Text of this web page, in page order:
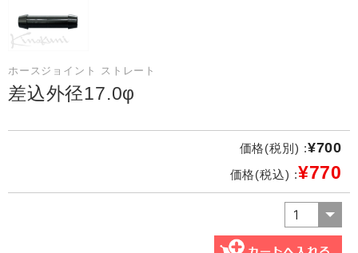
ホースジョイント ストレート
差込外径17.0φ
価格(税別) :¥700
価格(税込) :¥770